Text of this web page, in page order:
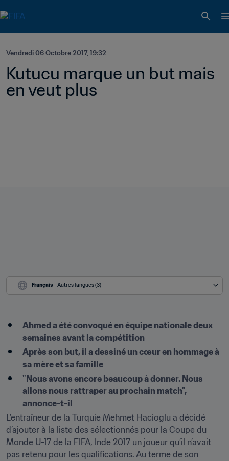
Vendredi 06 Octobre 2017, 19:32
Kutucu marque un but mais
en veut plus
Français - Autres langues (3)
Ahmed a été convoqué en équipe nationale deux
semaines avant la compétition
Après son but, il a dessiné un cœur en hommage à
sa mère et sa famille
"Nous avons encore beaucoup à donner. Nous
allons nous rattraper au prochain match",
annonce-t-il
L’entraîneur de la Turquie Mehmet Hacioglu a décidé
d’ajouter à la liste des sélectionnés pour la Coupe du
Monde U-17 de la FIFA, Inde 2017 un joueur qu’il n’avait
pas retenu pour les qualifications. Au terme de son